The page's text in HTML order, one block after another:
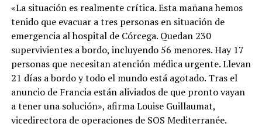
«La situación es realmente crítica. Esta mañana hemos
tenido que evacuar a tres personas en situación de
emergencia al hospital de Córcega. Quedan 230
supervivientes a bordo, incluyendo 56 menores. Hay 17
personas que necesitan atención médica urgente. Llevan
21 días a bordo y todo el mundo está agotado. Tras el
anuncio de Francia están aliviados de que pronto vayan
a tener una solución», afirma Louise Guillaumat,
vicedirectora de operaciones de SOS Mediterranée.